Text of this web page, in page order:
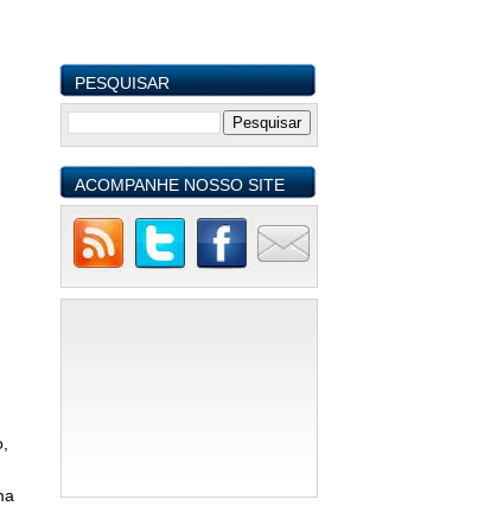
PESQUISAR
ACOMPANHE NOSSO SITE